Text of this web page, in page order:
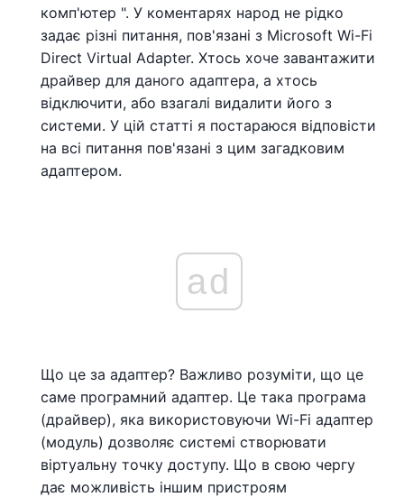
комп'ютер ". У коментарях народ не рідко
задає різні питання, пов'язані з Microsoft Wi-Fi
Direct Virtual Adapter. Хтось хоче завантажити
драйвер для даного адаптера, а хтось
відключити, або взагалі видалити його з
системи. У цій статті я постараюся відповісти
на всі питання пов'язані з цим загадковим
адаптером.
ad
Що це за адаптер? Важливо розуміти, що це
саме програмний адаптер. Це така програма
(драйвер), яка використовуючи Wi-Fi адаптер
(модуль) дозволяє системі створювати
віртуальну точку доступу. Що в свою чергу
дає можливість іншим пристроям